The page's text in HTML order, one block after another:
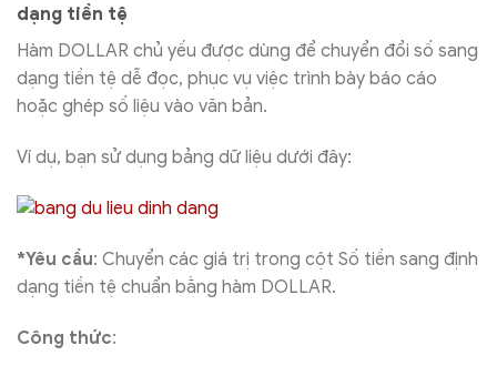
dạng tiền tệ
Hàm DOLLAR chủ yếu được dùng để chuyển đổi số sang
dạng tiền tệ dễ đọc, phục vụ việc trình bày báo cáo
hoặc ghép số liệu vào văn bản.
Ví dụ, bạn sử dụng bảng dữ liệu dưới đây:
*Yêu cầu: Chuyển các giá trị trong cột Số tiền sang định
dạng tiền tệ chuẩn bằng hàm DOLLAR.
Công thức: